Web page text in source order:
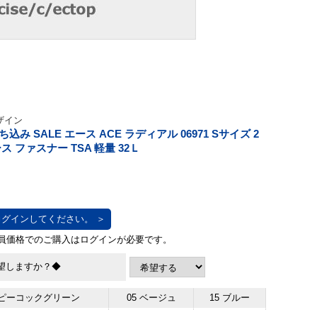
イン
込み SALE エース ACE ラディアル 06971 Sサイズ 2
ファスナー TSA 軽量 32Ｌ
インしてください。 ＞
しますか？◆
ーコックグリーン 05 ベージュ 15 ブルー